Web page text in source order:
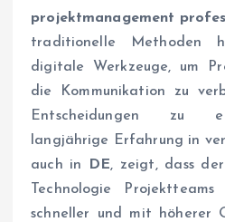
projektmanagement
traditionelle Methoden
digitale Werkzeuge, um
die Kommunikation zu
Entscheidungen zu
langjährige Erfahrung in
auch in
DE, zeigt, dass
Technologie
schneller und mit höherer